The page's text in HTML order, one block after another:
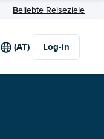
Beliebte Reiseziele
(AT) Log-in